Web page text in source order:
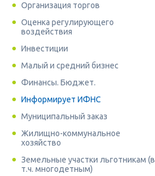
Организация торгов
Оценка регулирующего
воздействия
Инвестиции
Малый и средний бизнес
Финансы. Бюджет.
Информирует ИФНС
Муниципальный заказ
Жилищно-коммунальное
хозяйство
Земельные участки льготникам (в
т.ч. многодетным)